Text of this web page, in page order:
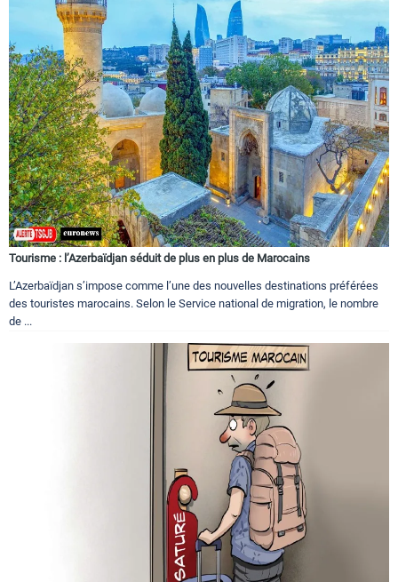
Tourisme : l’Azerbaïdjan séduit de plus en plus de Marocains
L’Azerbaïdjan s’impose comme l’une des nouvelles destinations préférées
des touristes marocains. Selon le Service national de migration, le nombre
de ...